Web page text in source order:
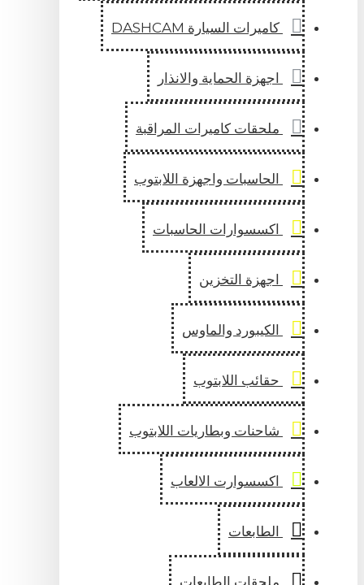
كاميرات السيارة DASHCAM
اجهزة الحماية والانذار
ملحقات كاميرات المراقبة
الحاسبات واجهزة اللابتوب
اكسسوارات الحاسبات
اجهزة التخزين
الكيبورد والماوس
حقائب اللابتوب
شاحنات وبطاريات اللابتوب
اكسسوارت الالعاب
الطابعات
ملحقات الطابعات